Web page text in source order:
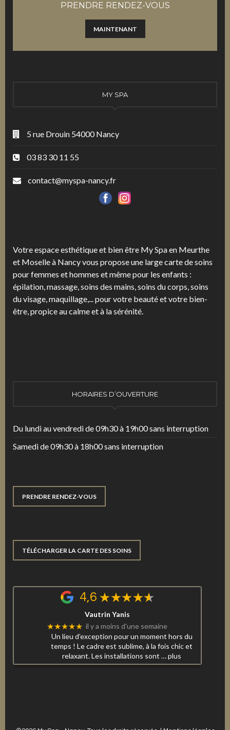
PRENDRE RENDEZ-VOUS
MAINTENANT
MY SPA
5 rue Drouin 54000 Nancy
03 83 30 11 55
contact@myspa-nancy.fr
Votre espace esthétique et bien être My Spa en Meurthe
et Moselle à Nancy vous propose une large carte de soins
pour femmes et hommes et même pour les enfants :
épilation, massage, soins des mains, soins du corps, soins
du visage, maquillage,... pour votre beauté et votre bien-
être, propice au calme et à la sérénité.
HORAIRES D’OUVERTURE
Du lundi au vendredi de 09h30 à 19h00 sans interruption
Samedi de 09h30 à 18h00 sans interruption
PRENDRE RENDEZ-VOUS
TÉLÉCHARGER LA CARTE DES SOINS
4,6
Vautrin Yanis
★★★★★ il y a moins d'une semaine
Un lieu d’exception pour un moment hors du
temps ! Le cadre est sublime, à la fois chic et
relaxant. Les installations sont … plus